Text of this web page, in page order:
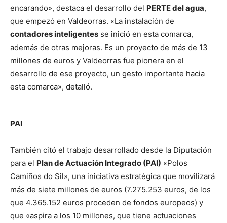
encarando», destaca el desarrollo del PERTE del agua,
que empezó en Valdeorras. «La instalación de
contadores inteligentes se inició en esta comarca,
además de otras mejoras. Es un proyecto de más de 13
millones de euros y Valdeorras fue pionera en el
desarrollo de ese proyecto, un gesto importante hacia
esta comarca», detalló.
PAI
También citó el trabajo desarrollado desde la Diputación
para el Plan de Actuación Integrado (PAI) «Polos
Camiños do Sil», una iniciativa estratégica que movilizará
más de siete millones de euros (7.275.253 euros, de los
que 4.365.152 euros proceden de fondos europeos) y
que «aspira a los 10 millones, que tiene actuaciones